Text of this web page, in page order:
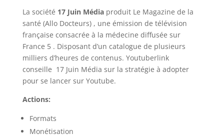
La société 17 Juin Médiaproduit Le Magazine de la
santé (Allo Docteurs) , une émission de télévision
française consacrée à la médecine diffusée sur
France 5 . Disposant d’un catalogue de plusieurs
milliers d’heures de contenus. Youtuberlink
conseille 17 Juin Média sur la stratégie à adopter
pour se lancer sur Youtube.
Actions:
Formats
Monétisation